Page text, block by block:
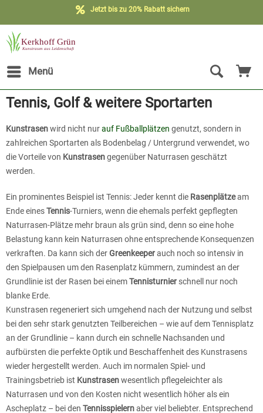
Jetzt bis zu 20% Rabatt sichern
Menü
Tennis, Golf & weitere Sportarten
Kunstrasenwird nicht nurauf Fußballplätzen genutzt, sondern in
zahlreichen Sportarten als Bodenbelag / Untergrund verwendet, wo
die Vorteile von Kunstrasengegenüber Naturrasen geschätzt
werden.
Ein prominentes Beispiel ist Tennis: Jeder kennt die Rasenplätzeam
Ende einesTennis-Turniers, wenn die ehemals perfekt gepflegten
Naturrasen-Plätze mehr braun als grün sind, denn so eine hohe
Belastung kann kein Naturrasen ohne entsprechende Konsequenzen
verkraften. Da kann sich derGreenkeeperauch noch so intensiv in
den Spielpausen um den Rasenplatz kümmern, zumindest an der
Grundlinie ist der Rasen bei einemTennisturnier schnell nur noch
blanke Erde.
Kunstrasen regeneriert sich umgehend nach der Nutzung und selbst
bei den sehr stark genutzten Teilbereichen – wie auf dem Tennisplatz
an der Grundlinie – kann durch ein schnelle Nachsanden und
aufbürsten die perfekte Optik und Beschaffenheit des Kunstrasens
wieder hergestellt werden. Auch im normalen Spiel- und
Trainingsbetrieb ist Kunstrasenwesentlich pflegeleichter als
Naturrasen und von den Kosten nicht wesentlich höher als ein
Ascheplatz – bei den Tennisspielernaber viel beliebter. Entsprechend